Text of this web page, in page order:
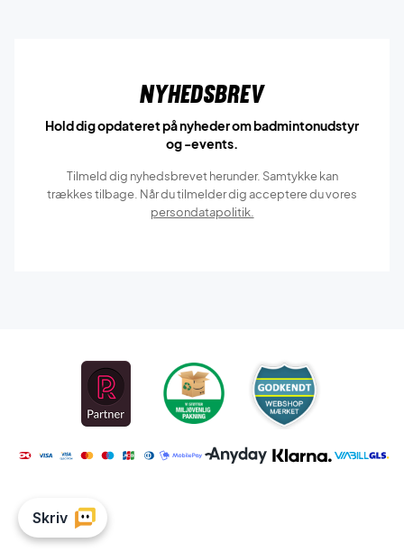
Nyhedsbrev
Hold dig opdateret på nyheder om badmintonudstyr
og -events.
Tilmeld dig nyhedsbrevet herunder. Samtykke kan
trækkes tilbage. Når du tilmelder dig acceptere du vores
persondatapolitik.